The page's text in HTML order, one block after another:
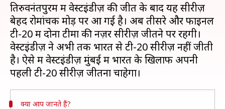
तिरुवनंतपुरम में वेस्टइंडीज़ की जीत के बाद यह सीरीज़
बेहद रोमांचक मोड़ पर आ गई है। अब तीसरे और फाइनल
टी-20 में दोनों टीमों की नज़रें सीरीज़ जीतने पर रहेंगी।
वेस्टइंडीज़ ने अभी तक भारत से टी-20 सीरीज़ नहीं जीती
है। ऐसे में वेस्टइंडीज़ मुंबई में भारत के खिलाफ अपनी
क्या आप जानते हैं?